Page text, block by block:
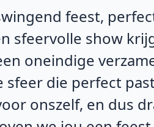
feest,
sfeervolle show
oneindige
sfeer die perfect
onszelf, en dus